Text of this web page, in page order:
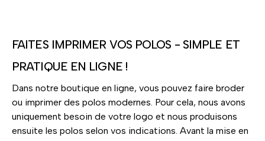
FAITES IMPRIMER VOS POLOS - SIMPLE ET
PRATIQUE EN LIGNE !
Dans notre boutique en ligne, vous pouvez faire broder
ou imprimer des polos modernes. Pour cela, nous avons
uniquement besoin de votre logo et nous produisons
ensuite les polos selon vos indications. Avant la mise en